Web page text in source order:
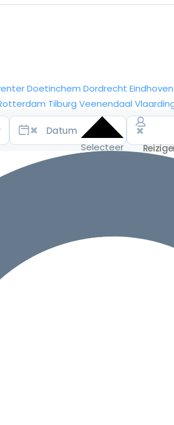
Doetinchem Dordrecht Eindhoven
Tilburg Veenendaal
Selecteer